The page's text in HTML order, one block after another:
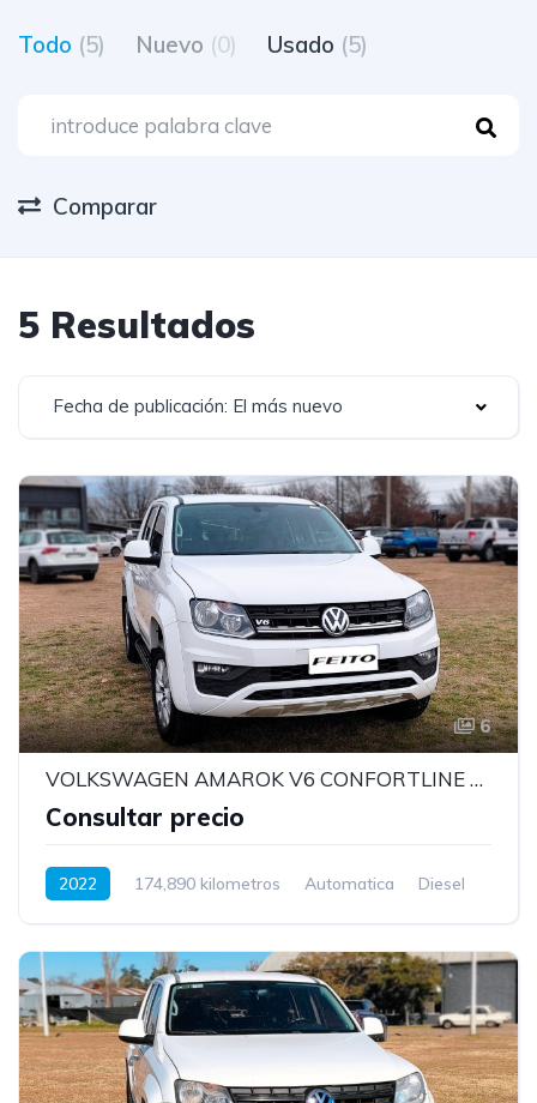
Todo (5) Nuevo (0) Usado (5)
Comparar
5 Resultados
Fecha de publicación: El más nuevo
6
VOLKSWAGEN AMAROK V6 CONFORTLINE MODELO 2022
Consultar precio
2022 174,890 kilometros Automatica Diesel